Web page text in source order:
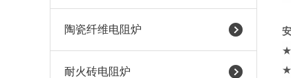
陶瓷纤维电阻炉
耐火砖电阻炉
★
★